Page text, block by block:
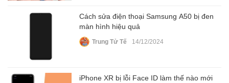
Cách sửa điện thoại Samsung A50 bị đen
màn hình hiệu quả
Trung Tử Tế 14/12/2024
iPhone XR bị lỗi Face ID làm thế nào mới